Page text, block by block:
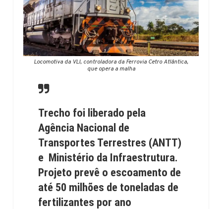
Locomotiva da VLI, controladora da Ferrovia Cetro Atlântica,
que opera a malha
Trecho foi liberado pela
Agência Nacional de
Transportes Terrestres (ANTT)
e Ministério da Infraestrutura.
Projeto prevê o escoamento de
até 50 milhões de toneladas de
fertilizantes por ano